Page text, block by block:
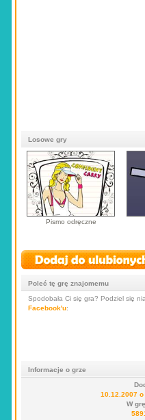
Losowe gry
Pismo odręczne
Poleć tę grę znajomemu
Spodobała Ci się gra? Podziel się
Facebook'u:
Informacje o grze
10.12.2007
W